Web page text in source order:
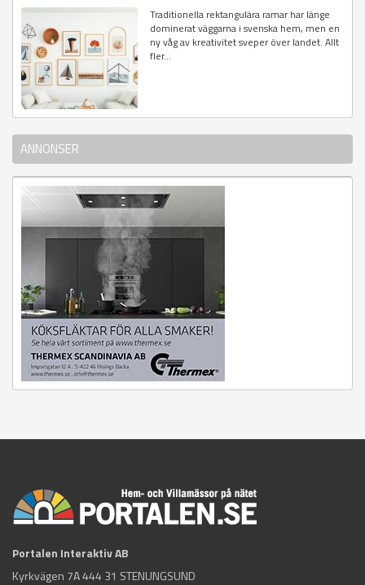
Traditionella rektangulära ramar har länge
dominerat väggarna i svenska hem, men en
ny våg av kreativitet sveper över landet. Allt
fler...
ANNONSER
Portalen Interaktiv AB
Kyrkvägen 7A 444 31 STENUNGSUND